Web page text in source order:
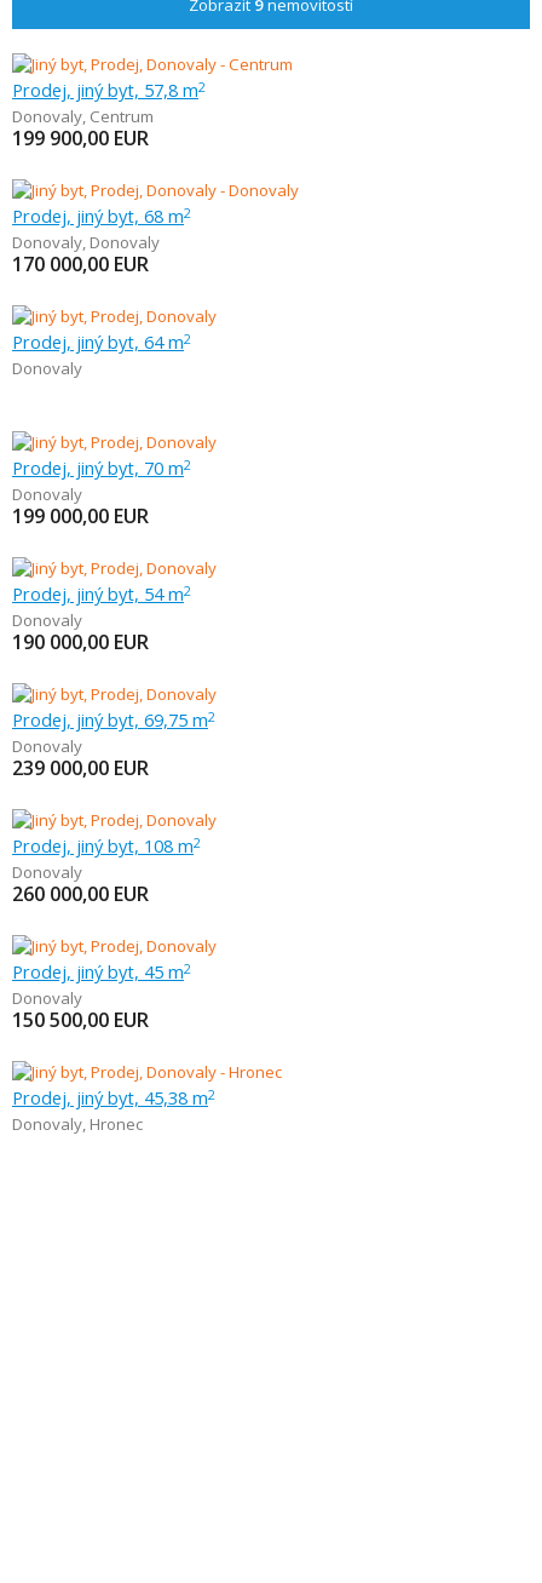
Zobrazit 9nemovitostí
Prodej, jiný byt, 57,8 m2
Donovaly, Centrum
199 900,00 EUR
Prodej, jiný byt, 68 m2
Donovaly, Donovaly
170 000,00 EUR
Prodej, jiný byt, 64 m2
Donovaly
Prodej, jiný byt, 70 m2
Donovaly
199 000,00 EUR
Prodej, jiný byt, 54 m2
Donovaly
190 000,00 EUR
Prodej, jiný byt, 69,75 m2
Donovaly
239 000,00 EUR
Prodej, jiný byt, 108 m2
Donovaly
260 000,00 EUR
Prodej, jiný byt, 45 m2
Donovaly
150 500,00 EUR
Prodej, jiný byt, 45,38 m2
Donovaly, Hronec